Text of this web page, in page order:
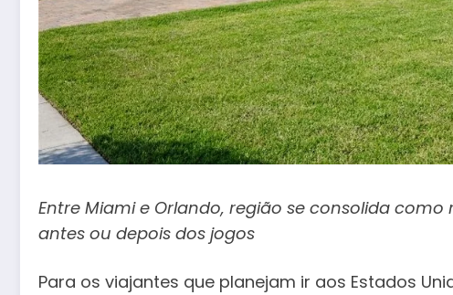
Entre Miami e Orlando, região se consolida
antes ou depois dos jogos
Para os viajantes que planejam ir aos Estados